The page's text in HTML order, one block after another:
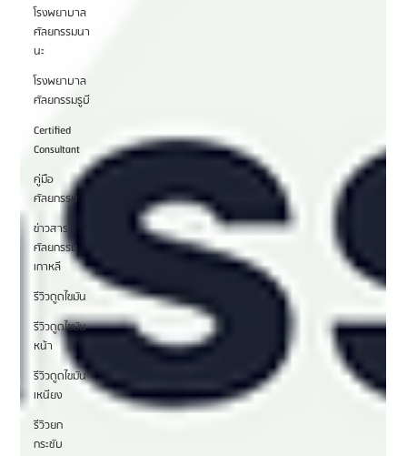
โรงพยาบาล
ศัลยกรรมนา
นะ
โรงพยาบาล
ศัลยกรรมรูบี
Certified
Consultant
คู่มือ
ศัลยกรรม
ข่าวสาร
ศัลยกรรม
เกาหลี
รีวิวดูดไขมัน
รีวิวดูดไขมัน
หน้า
รีวิวดูดไขมัน
เหนียง
รีวิวยก
กระชับ